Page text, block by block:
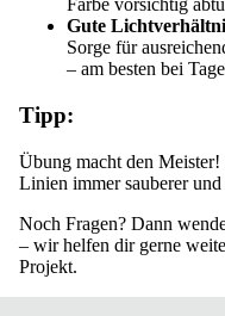
Farbe vorsichtig
Gute
Sorge für
– am besten bei
Tipp:
Übung macht den
Linien immer sauberer
Noch Fragen? Dann
– wir helfen dir gerne
Projekt.